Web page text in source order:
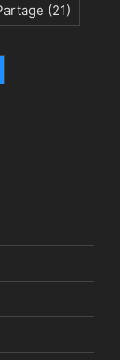
(21)